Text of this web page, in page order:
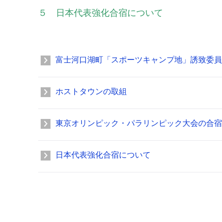
５ 日本代表強化合宿について
富士河口湖町「スポーツキャンプ地」誘致委
ホストタウンの取組
東京オリンピック・パラリンピック大会の合
日本代表強化合宿について